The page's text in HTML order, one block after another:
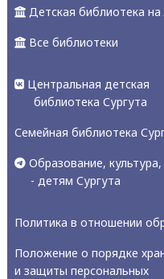
Детская библиотека
Все библиотеки
Центральная детская
библиотека Сургута
Семейная библиотека
Образование, культура,
- детям Сургута
Политика в отношении
Положение о порядке
и защиты персональных